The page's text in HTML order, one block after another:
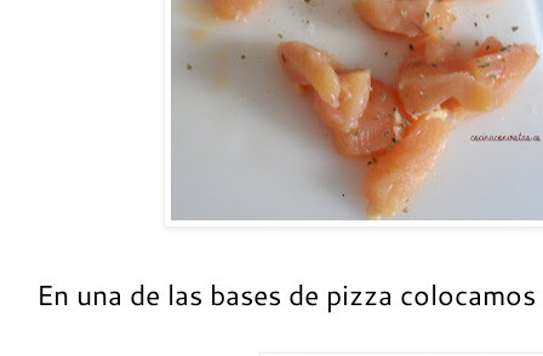
En una de las bases de pizza